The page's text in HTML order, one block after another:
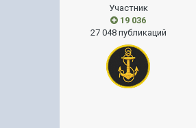
Участник
19 036
27 048 публикаций